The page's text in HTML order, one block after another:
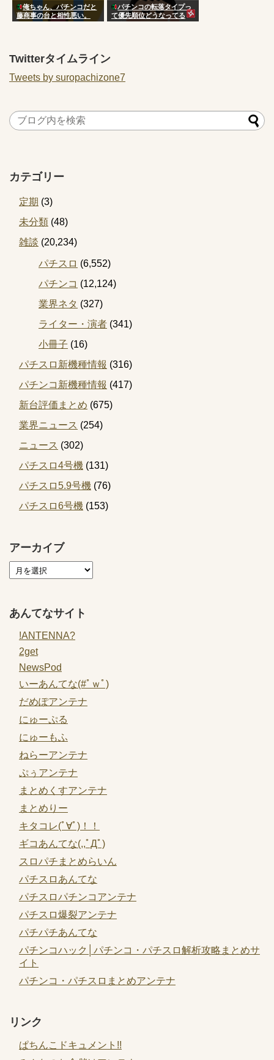
俺ちゃん、パチンコだと
藤商事の台と相性悪い。
パチンコの転落タイプっ
て優先順位どうなってる
の？
Twitterタイムライン
Tweets by suropachizone7
カテゴリー
定期 (3)
未分類 (48)
雑談 (20,234)
パチスロ (6,552)
パチンコ (12,124)
業界ネタ (327)
ライター・演者 (341)
小冊子 (16)
パチスロ新機種情報 (316)
パチンコ新機種情報 (417)
新台評価まとめ (675)
業界ニュース (254)
ニュース (302)
パチスロ4号機 (131)
パチスロ5.9号機 (76)
パチスロ6号機 (153)
アーカイブ
あんてなサイト
!ANTENNA?
2get
NewsPod
いーあんてな(#ﾟｗﾟ)
だめぽアンテナ
にゅーぷる
にゅーもふ
ねらーアンテナ
ぷぅアンテナ
まとめくすアンテナ
まとめりー
キタコレ(ﾟ∀ﾟ)！！
ギコあんてな(,,ﾟДﾟ)
スロパチまとめらいん
パチスロあんてな
パチスロパチンコアンテナ
パチスロ爆裂アンテナ
パチパチあんてな
パチンコハック│パチンコ・パチスロ解析攻略まとめサ
イト
パチンコ・パチスロまとめアンテナ
リンク
ぱちんこドキュメント!!